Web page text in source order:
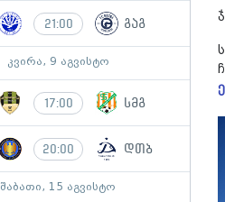
21:00 გაგ
კვირა, 9 აგვისტო
17:00 სმგ
20:00 დთბ
შაბათი, 15 აგვისტო